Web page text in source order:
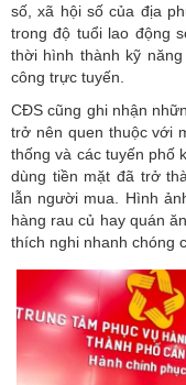
số, xã hội số của địa
trong độ tuổi lao động
thời hình thành kỹ
công trực tuyến.
CĐS cũng ghi nhận
trở nên quen thuộc với
thống và các tuyến phố
dùng tiền mặt đã trở
lẫn người mua. Hình
hàng rau củ hay quán
thích nghi nhanh chóng